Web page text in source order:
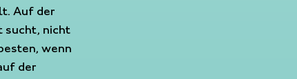
Auf der
sucht, nicht
wenn
der